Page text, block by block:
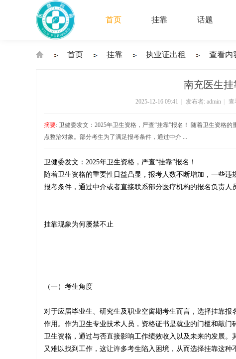
首页 挂靠 话题
首页 挂靠 执业证出租 查看内
南充医生
2025-12-16 09:41 发布者: admin 查
摘要: 卫健委发文：2025年卫生资格，严查“挂靠”报名！ 随着卫生资格
点整治对象。部分考生为了满足报考条件，通过中介 ...
卫健委发文：2025年卫生资格，严查“挂靠”报名！
随着卫生资格的重要性日益凸显，报考人数不断增加，一些
报考条件，通过中介或者直接联系部分医疗机构的报名负责人
挂靠现象为何屡禁不止
（一）考生角度
对于应届毕业生、研究生及职业空窗期考生而言，选择挂靠
作用。作为卫生专业技术人员，资格证书是就业的门槛和敲
卫生资格，通过与否直接影响工作绩效收入以及未来的发展
又难以找到工作，这让许多考生陷入困境，从而选择挂靠这种